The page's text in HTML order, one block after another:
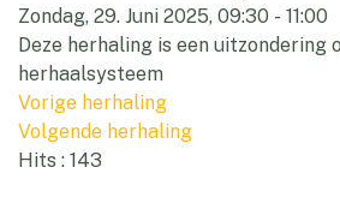
Zondag, 29. Juni 2025, 09:30 - 11:00
Deze herhaling is een uitzondering
herhaalsysteem
Vorige herhaling
Volgende herhaling
Hits : 143